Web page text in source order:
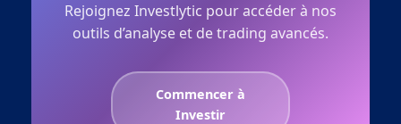
Rejoignez Investlytic pour accéder à nos
outils d’analyse et de trading avancés.
Commencer à
Investir